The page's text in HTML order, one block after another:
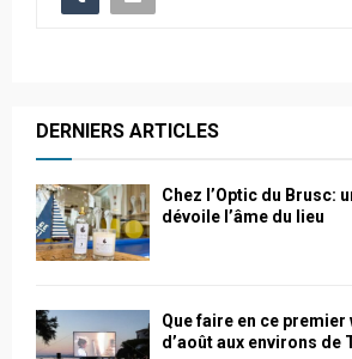
DERNIERS ARTICLES
Chez l’Optic du Brusc:
dévoile l’âme du lieu
Que faire en ce
d’août aux environs de